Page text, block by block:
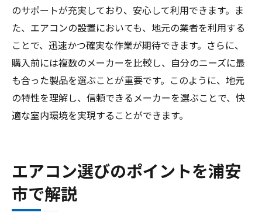
のサポートが充実しており、安心して利用できます。ま
た、エアコンの設置においても、地元の業者を利用する
ことで、迅速かつ確実な作業が期待できます。さらに、
購入前には複数のメーカーを比較し、自分のニーズに最
も合った製品を選ぶことが重要です。このように、地元
の特性を理解し、信頼できるメーカーを選ぶことで、快
適な室内環境を実現することができます。
エアコン選びのポイントを浦安
市で解説